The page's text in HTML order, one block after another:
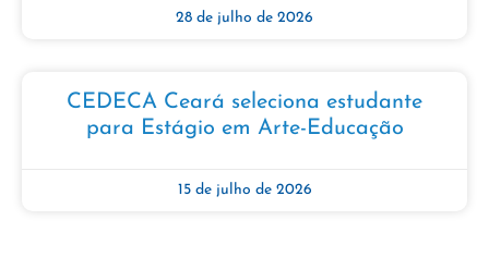
28 de julho de 2026
CEDECA Ceará seleciona estudante
para Estágio em Arte-Educação​​
15 de julho de 2026